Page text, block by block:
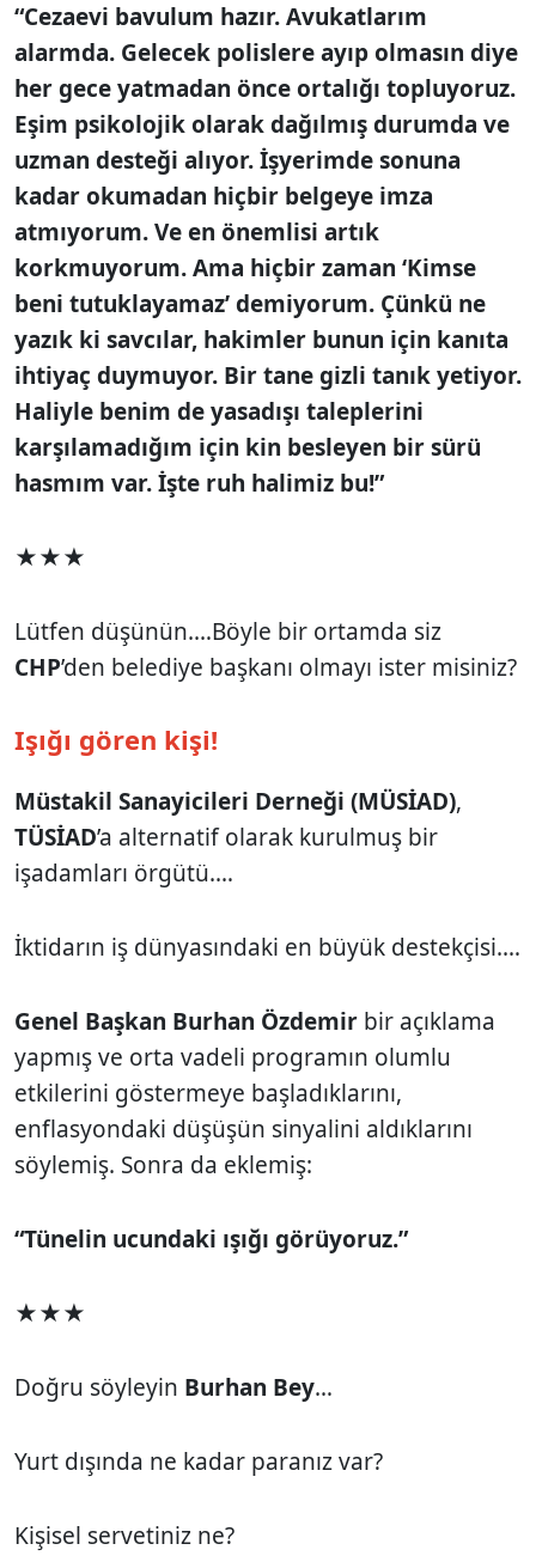
“Cezaevi bavulum hazır. Avukatlarım
alarmda. Gelecek polislere ayıp olmasın diye
her gece yatmadan önce ortalığı topluyoruz.
Eşim psikolojik olarak dağılmış durumda ve
uzman desteği alıyor. İşyerimde sonuna
kadar okumadan hiçbir belgeye imza
atmıyorum. Ve en önemlisi artık
korkmuyorum. Ama hiçbir zaman ‘Kimse
beni tutuklayamaz’ demiyorum. Çünkü ne
yazık ki savcılar, hakimler bunun için kanıta
ihtiyaç duymuyor. Bir tane gizli tanık yetiyor.
Haliyle benim de yasadışı taleplerini
karşılamadığım için kin besleyen bir sürü
hasmım var. İşte ruh halimiz bu!”
★★★
Lütfen düşünün.…Böyle bir ortamda siz
CHP’den belediye başkanı olmayı ister misiniz?
Işığı gören kişi!
Müstakil Sanayicileri Derneği (MÜSİAD),
TÜSİAD’a alternatif olarak kurulmuş bir
işadamları örgütü.…
İktidarın iş dünyasındaki en büyük destekçisi.…
Genel Başkan Burhan Özdemir bir açıklama
yapmış ve orta vadeli programın olumlu
etkilerini göstermeye başladıklarını,
enflasyondaki düşüşün sinyalini aldıklarını
söylemiş. Sonra da eklemiş:
“Tünelin ucundaki ışığı görüyoruz.”
★★★
Doğru söyleyin Burhan Bey…
Yurt dışında ne kadar paranız var?
Kişisel servetiniz ne?